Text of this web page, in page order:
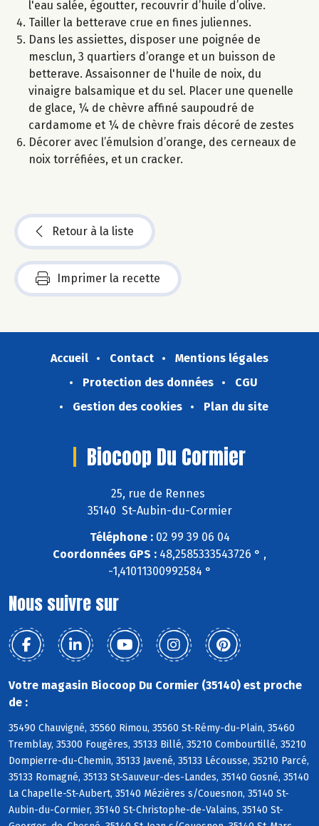
l'eau salée, égoutter, recouvrir d’huile d’olive.
Tailler la betterave crue en fines juliennes.
Dans les assiettes, disposer une poignée de
mesclun, 3 quartiers d’orange et un buisson de
betterave. Assaisonner de l'huile de noix, du
vinaigre balsamique et du sel. Placer une quenelle
de glace, ¼ de chèvre affiné saupoudré de
cardamome et ¼ de chèvre frais décoré de zestes
Décorer avec l’émulsion d’orange, des cerneaux de
noix torréfiées, et un cracker.
Retour à la liste
Imprimer la recette
Accueil Contact
Mentions légales
Protection des données
CGU
Gestion des cookies
Plan du site
Biocoop Du Cormier
25, rue de Rennes
35140 St-Aubin-du-Cormier
Téléphone :02 99 39 06 04
Coordonnées GPS : 48,2585333543726 ° ,
-1,41011300992584 °
Nous suivre sur
Votre magasin Biocoop Du Cormier (35140) est proche
de :
35490 Chauvigné, 35560 Rimou, 35560 St-Rémy-du-Plain, 35460
Tremblay, 35300 Fougères, 35133 Billé, 35210 Combourtillé, 35210
Dompierre-du-Chemin, 35133 Javené, 35133 Lécousse, 35210 Parcé,
35133 Romagné, 35133 St-Sauveur-des-Landes, 35140 Gosné, 35140
La Chapelle-St-Aubert, 35140 Mézières s/Couesnon, 35140 St-
Aubin-du-Cormier, 35140 St-Christophe-de-Valains, 35140 St-